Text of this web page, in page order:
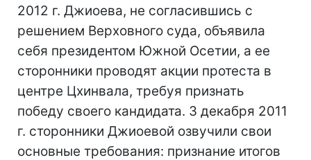
2012 г. Джиоева, не согласившись с
решением Верховного суда, объявила
себя президентом Южной Осетии, а ее
сторонники проводят акции протеста в
центре Цхинвала, требуя признать
победу своего кандидата. 3 декабря 2011
г. сторонники Джиоевой озвучили свои
основные требования: признание итогов